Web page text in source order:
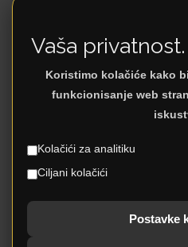
Vaša
Koristimo kolačiće kako
funkcionisanje web
Kolačići za analitiku
Ciljani kolačići
Postavke